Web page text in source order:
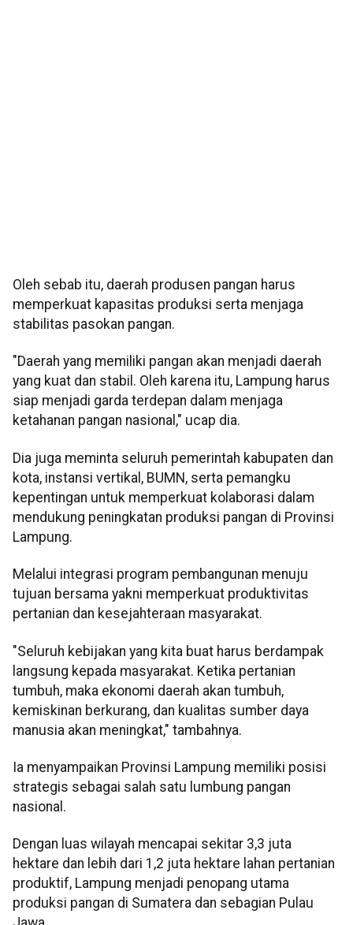
Oleh sebab itu, daerah produsen pangan harus
memperkuat kapasitas produksi serta menjaga
stabilitas pasokan pangan.
"Daerah yang memiliki pangan akan menjadi daerah
yang kuat dan stabil. Oleh karena itu, Lampung harus
siap menjadi garda terdepan dalam menjaga
ketahanan pangan nasional," ucap dia.
Dia juga meminta seluruh pemerintah kabupaten dan
kota, instansi vertikal, BUMN, serta pemangku
kepentingan untuk memperkuat kolaborasi dalam
mendukung peningkatan produksi pangan di Provinsi
Lampung.
Melalui integrasi program pembangunan menuju
tujuan bersama yakni memperkuat produktivitas
pertanian dan kesejahteraan masyarakat.
"Seluruh kebijakan yang kita buat harus berdampak
langsung kepada masyarakat. Ketika pertanian
tumbuh, maka ekonomi daerah akan tumbuh,
kemiskinan berkurang, dan kualitas sumber daya
manusia akan meningkat," tambahnya.
Ia menyampaikan Provinsi Lampung memiliki posisi
strategis sebagai salah satu lumbung pangan
nasional.
Dengan luas wilayah mencapai sekitar 3,3 juta
hektare dan lebih dari 1,2 juta hektare lahan pertanian
produktif, Lampung menjadi penopang utama
produksi pangan di Sumatera dan sebagian Pulau